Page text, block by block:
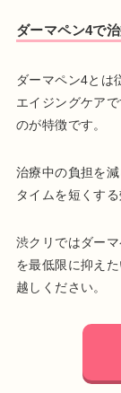
ダーマペン4で
ダーマペン4とは
エイジングケア
のが特徴です。
治療中の負担を
タイムを短くす
渋クリではダー
を最低限に抑え
越しください。